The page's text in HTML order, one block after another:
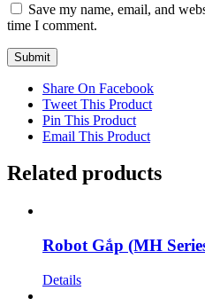
Save my name, email, and
time I comment.
Share On Facebook
Tweet This Product
Pin This Product
Email This Product
Related products
Robot Gắp (MH
Details